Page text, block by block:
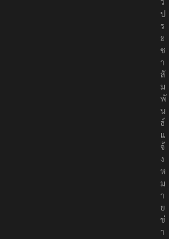
า
ว
ป
ร
ะ
ช
า
สั
ม
พั
น
ธ์
แ
จ้
ง
ห
ม
า
ย
ข่